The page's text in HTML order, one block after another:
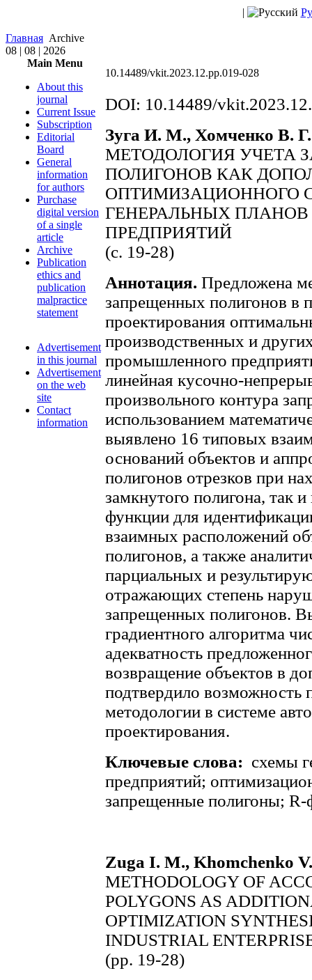
|
Главная Archive
08 | 08 | 2026
Main Menu
About this
journal
Current Issue
Subscription
Editorial
Board
General
information
for authors
Purchase
digital version
of a single
article
Archive
Publication
ethics and
publication
malpractice
statement
Advertisement
in this journal
Advertisement
on the web
site
Contact
information
10.14489/vkit.2023.12.рр.019-028
DOI: 10.14489/
Зуга И. М., Хомченко В. Г.
МЕТОДОЛОГИЯ УЧЕТА
ПОЛИГОНОВ КАК
ОПТИМИЗАЦИОННОГО
ГЕНЕРАЛЬНЫХ
ПРЕДПРИЯТИЙ
(с. 19-28)
Аннотация. Предложена
запрещенных полигонов в
проектирования
производственных и
промышленного
линейная кусочно-
произвольного контура
использованием
выявлено 16 типовых
оснований объектов и
полигонов отрезков при
замкнутого полигона, так
функции для
взаимных расположений
полигонов, а также
парциальных и
отражающих степень
запрещенных полигонов.
градиентного алгоритма
адекватность
возвращение объектов в
подтвердило возможность
методологии в системе
проектирования.
Ключевые слова: схемы
предприятий;
запрещенные полигоны;
Zuga I. M., Khomchenko
METHODOLOGY OF
POLYGONS AS
OPTIMIZATION
INDUSTRIAL
(рр. 19-28)